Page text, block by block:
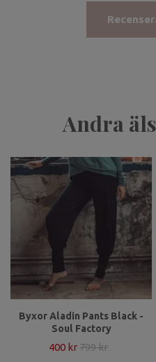
Andra
Byxor Aladin Pants Black -
Soul Factory
400 kr 799 kr